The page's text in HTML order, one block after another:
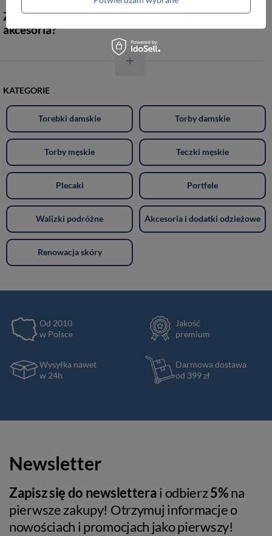
Z jakich materiałów powstają te prestiżowe
akcesoria?
KATEGORIE
Torebki damskie Torby damskie
Torby męskie Teczki męskie
Plecaki Portfele
Walizki podróżne Akcesoria i dodatki odzieżowe
Renowacja skóry
Od 2010
w Polsce
Jakość
premium
Wysyłka nawet
w 24h
Darmowa dostawa
od 399 zł
Newsletter
Zapisz się do newsletterai odbierz5%na
pierwsze zakupy! Otrzymuj informacje o
nowościach i promocjach jako pierwszy!